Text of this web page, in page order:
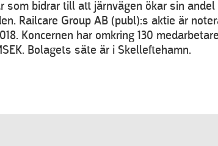
som bidrar till att järnvägen ökar sin
Railcare Group AB (publ):s aktie är
Koncernen har omkring 130
Bolagets säte är i Skelleftehamn.